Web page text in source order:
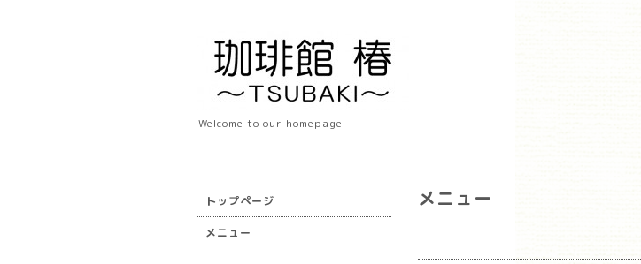
Welcome to our homepage
メニュー
トップページ
メニュー